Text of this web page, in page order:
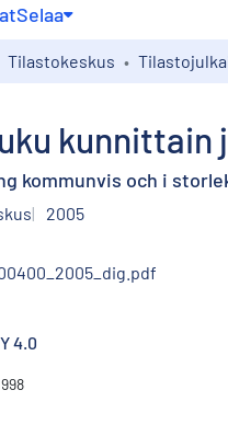
Selaa
Tilastokeskus
kunnittain
kommunvis och i
2005
4.0
998